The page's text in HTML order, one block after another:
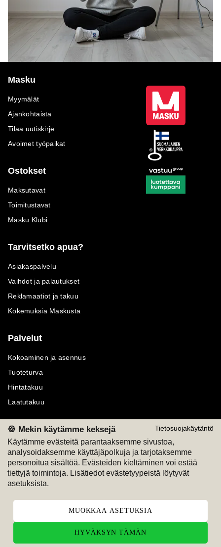
Tietosuojakäytäntö
🍪 Mekin käytämme keksejä
Käytämme evästeitä parantaaksemme sivustoa,
analysoidaksemme käyttäjäpolkuja ja tarjotaksemme
personoitua sisältöä. Evästeiden kieltäminen voi estää
tiettyjä toimintoja. Lisätiedot evästetyypeistä löytyvät
asetuksista.
MUOKKAA ASETUKSIA
HYVÄKSYN TÄMÄN
Masku
Myymälät
Ajankohtaista
Tilaa uutiskirje
Avoimet työpaikat
Ostokset
Maksutavat
Toimitustavat
Masku Klubi
Tarvitsetko apua?
Asiakaspalvelu
Vaihdot ja palautukset
Reklamaatiot ja takuu
Kokemuksia Maskusta
Palvelut
Kokoaminen ja asennus
Tuoteturva
Hintatakuu
Laatutakuu
Maksutavat
M
Seuraa meitä